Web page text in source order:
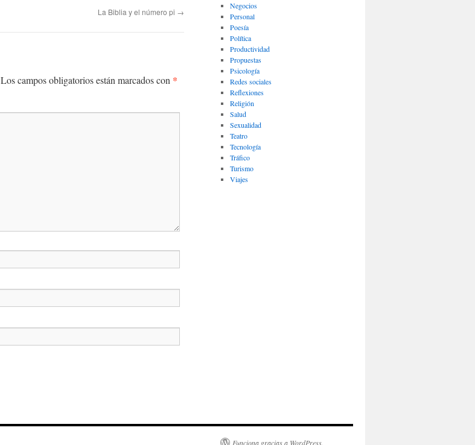
La Biblia y el número pi →
Los campos obligatorios están marcados con *
Negocios
Personal
Poesía
Política
Productividad
Propuestas
Psicología
Redes sociales
Reflexiones
Religión
Salud
Sexualidad
Teatro
Tecnología
Tráfico
Turismo
Viajes
Funciona gracias a WordPress.